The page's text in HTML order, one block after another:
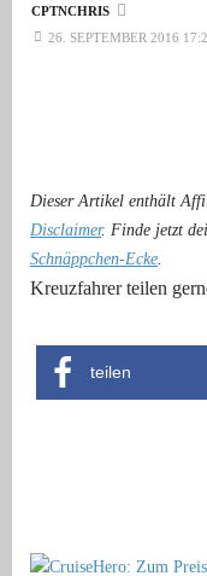
CPTNCHRIS
26. SEPTEMBER 2016
Dieser Artikel enthält
Disclaimer. Finde jetzt
Schnäppchen-Ecke.
Kreuzfahrer teilen
teilen